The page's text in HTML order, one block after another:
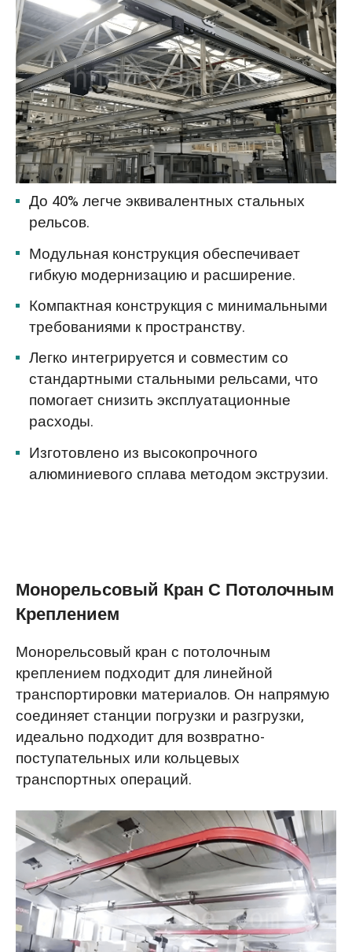
До 40% легче эквивалентных стальных
рельсов.
Модульная конструкция обеспечивает
гибкую модернизацию и расширение.
Компактная конструкция с минимальными
требованиями к пространству.
Легко интегрируется и совместим со
стандартными стальными рельсами, что
помогает снизить эксплуатационные
расходы.
Изготовлено из высокопрочного
алюминиевого сплава методом экструзии.
Монорельсовый Кран С Потолочным
Креплением
Монорельсовый кран с потолочным
креплением подходит для линейной
транспортировки материалов. Он напрямую
соединяет станции погрузки и разгрузки,
идеально подходит для возвратно-
поступательных или кольцевых
транспортных операций.